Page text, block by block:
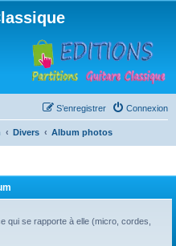
Connexion
S’enregistrer
Divers Album photos
qui se rapporte à elle (micro, cordes,